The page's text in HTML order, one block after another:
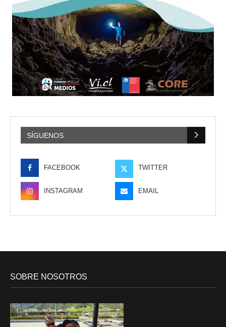
SÍGUENOS
FACEBOOK TWITTER
INSTAGRAM EMAIL
SOBRE NOSOTROS